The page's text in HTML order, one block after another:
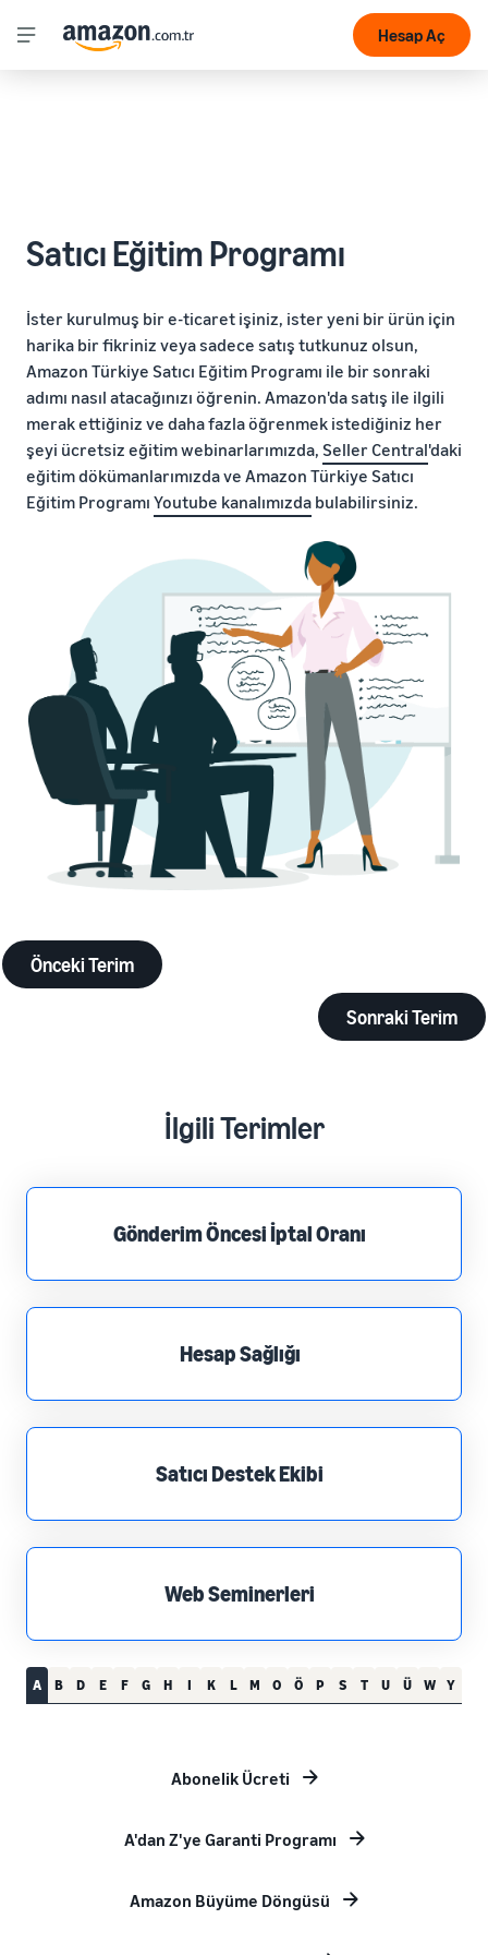
Hesap Aç
Satıcı Eğitim Programı
İster kurulmuş bir e-ticaret işiniz, ister yeni bir ürün için
harika bir fikriniz veya sadece satış tutkunuz olsun,
Amazon Türkiye Satıcı Eğitim Programı ile bir sonraki
adımı nasıl atacağınızı öğrenin. Amazon'da satış ile ilgili
merak ettiğiniz ve daha fazla öğrenmek istediğiniz her
şeyi ücretsiz eğitim webinarlarımızda, Seller Central'daki
eğitim dökümanlarımızda ve Amazon Türkiye Satıcı
Eğitim Programı Youtube kanalımızda bulabilirsiniz.
Önceki Terim
Sonraki Terim
İlgili Terimler
Gönderim Öncesi İptal Oranı
Hesap Sağlığı
Satıcı Destek Ekibi
Web Seminerleri
A B D E F G H I K L M O Ö P S T U Ü W Y
Abonelik Ücreti
A'dan Z'ye Garanti Programı
Amazon Büyüme Döngüsü